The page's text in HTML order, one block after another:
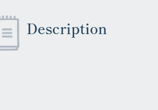
Description